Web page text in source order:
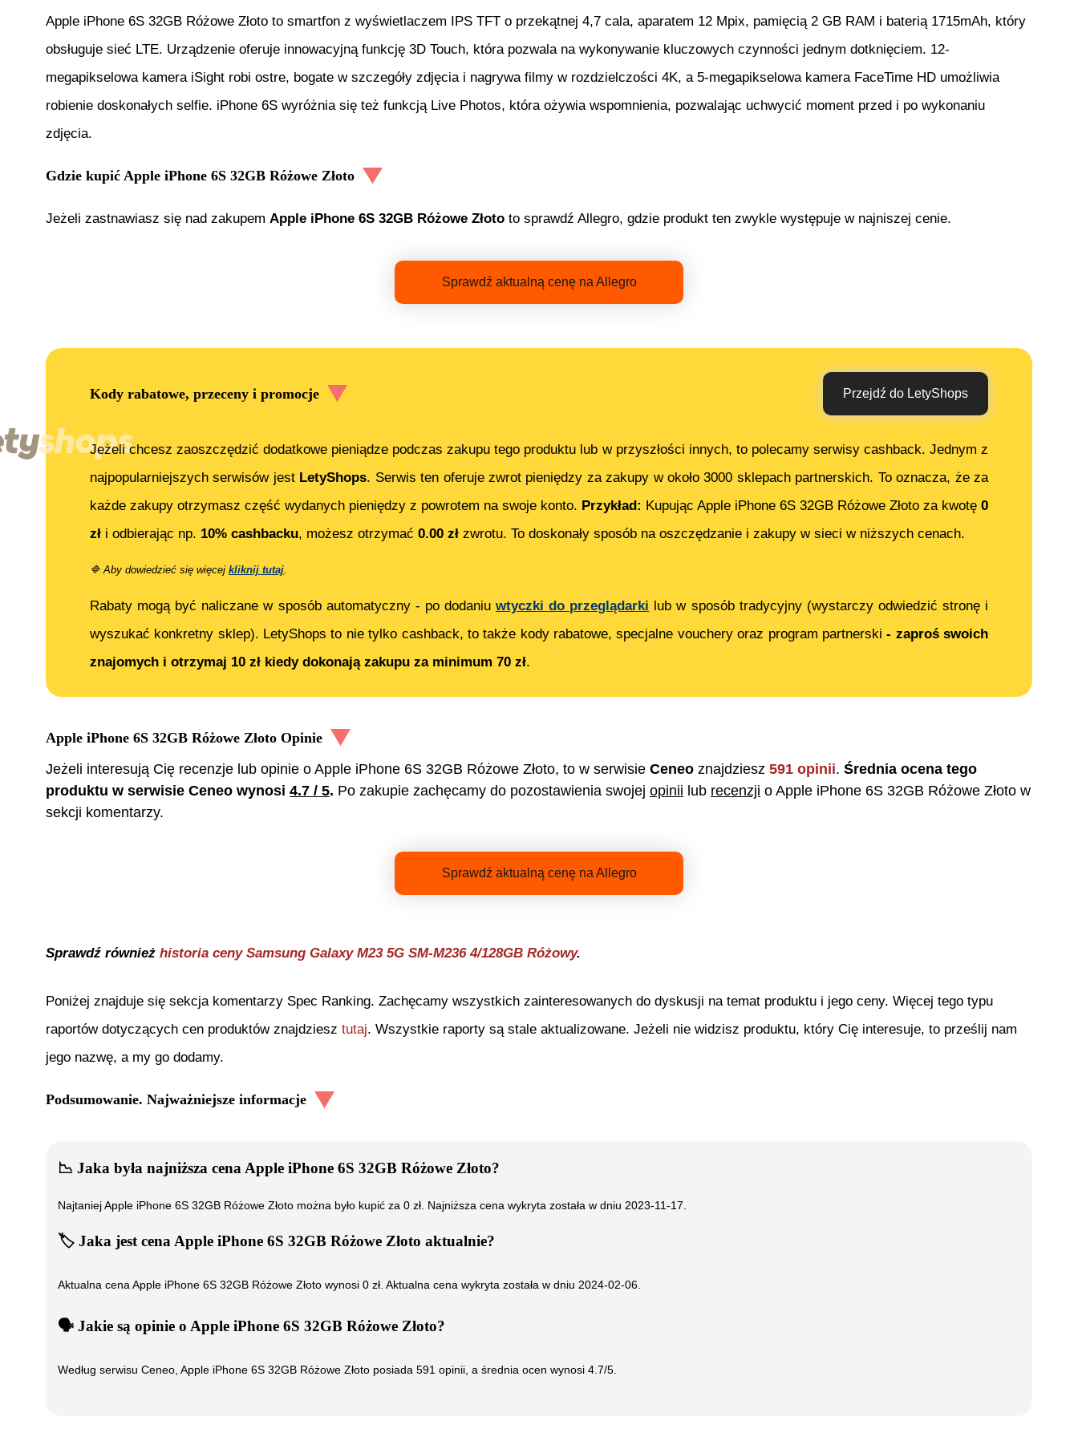
Apple iPhone 6S 32GB Różowe Złoto to smartfon z wyświetlaczem IPS TFT o przekątnej 4,7 cala, aparatem 12 Mpix, pamięcią 2 GB RAM i baterią 1715mAh, który
obsługuje sieć LTE. Urządzenie oferuje innowacyjną funkcję 3D Touch, która pozwala na wykonywanie kluczowych czynności jednym dotknięciem. 12-
megapikselowa kamera iSight robi ostre, bogate w szczegóły zdjęcia i nagrywa filmy w rozdzielczości 4K, a 5-megapikselowa kamera FaceTime HD umożliwia
robienie doskonałych selfie. iPhone 6S wyróżnia się też funkcją Live Photos, która ożywia wspomnienia, pozwalając uchwycić moment przed i po wykonaniu
zdjęcia.
Gdzie kupić Apple iPhone 6S 32GB Różowe Złoto
Jeżeli zastnawiasz się nad zakupem Apple iPhone 6S 32GB Różowe Złoto to sprawdź Allegro, gdzie produkt ten zwykle występuje w najniszej cenie.
Sprawdź aktualną cenę na Allegro
Kody rabatowe, przeceny i promocje Przejdź do LetyShops
Jeżeli chcesz zaoszczędzić dodatkowe pieniądze podczas zakupu tego produktu lub w przyszłości innych, to polecamy serwisy cashback. Jednym z
najpopularniejszych serwisów jest LetyShops. Serwis ten oferuje zwrot pieniędzy za zakupy w około 3000 sklepach partnerskich. To oznacza, że za
każde zakupy otrzymasz część wydanych pieniędzy z powrotem na swoje konto. Przykład: Kupując Apple iPhone 6S 32GB Różowe Złoto za kwotę 0
zł i odbierając np. 10% cashbacku, możesz otrzymać 0.00 zł zwrotu. To doskonały sposób na oszczędzanie i zakupy w sieci w niższych cenach.
🔷 Aby dowiedzieć się więcej kliknij tutaj.
Rabaty mogą być naliczane w sposób automatyczny - po dodaniu wtyczki do przeglądarki lub w sposób tradycyjny (wystarczy odwiedzić stronę i
wyszukać konkretny sklep). LetyShops to nie tylko cashback, to także kody rabatowe, specjalne vouchery oraz program partnerski- zaproś swoich
znajomych i otrzymaj 10 zł kiedy dokonają zakupu za minimum 70 zł.
Apple iPhone 6S 32GB Różowe Złoto Opinie
Jeżeli interesują Cię recenzje lub opinie o Apple iPhone 6S 32GB Różowe Złoto, to w serwisie Ceneo znajdziesz 591 opinii. Średnia ocena tego
produktu w serwisie Ceneo wynosi 4.7 / 5. Po zakupie zachęcamy do pozostawienia swojej opinii lub recenzji o Apple iPhone 6S 32GB Różowe Złoto w
sekcji komentarzy.
Sprawdź aktualną cenę na Allegro
Sprawdź również historia ceny Samsung Galaxy M23 5G SM-M236 4/128GB Różowy.
Poniżej znajduje się sekcja komentarzy Spec Ranking. Zachęcamy wszystkich zainteresowanych do dyskusji na temat produktu i jego ceny. Więcej tego typu
raportów dotyczących cen produktów znajdziesz tutaj. Wszystkie raporty są stale aktualizowane. Jeżeli nie widzisz produktu, który Cię interesuje, to prześlij nam
jego nazwę, a my go dodamy.
Podsumowanie. Najważniejsze informacje
📉 Jaka była najniższa cena Apple iPhone 6S 32GB Różowe Złoto?
NajtaniejApple iPhone 6S 32GB Różowe Złoto można było kupić za 0 zł. Najniższa cena wykryta została w dniu 2023-11-17.
🏷️ Jaka jest cenaApple iPhone 6S 32GB Różowe Złoto aktualnie?
Aktualna cena Apple iPhone 6S 32GB Różowe Złoto wynosi 0 zł. Aktualna cena wykryta została w dniu 2024-02-06
🗣️ ️ Jakie są opinie o Apple iPhone 6S 32GB Różowe Złoto?
Według serwisu Ceneo, Apple iPhone 6S 32GB Różowe Złoto posiada 591 opinii, a średnia ocen wynosi 4.7/5.